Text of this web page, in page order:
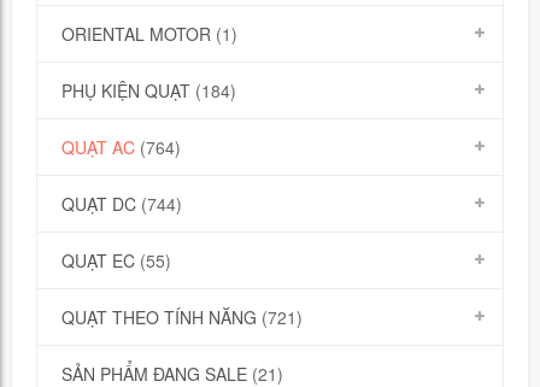
ORIENTAL MOTOR (1)
PHỤ KIỆN QUẠT (184)
QUẠT AC (764)
QUẠT DC (744)
QUẠT EC (55)
QUẠT THEO TÍNH NĂNG (721)
SẢN PHẨM ĐANG SALE (21)